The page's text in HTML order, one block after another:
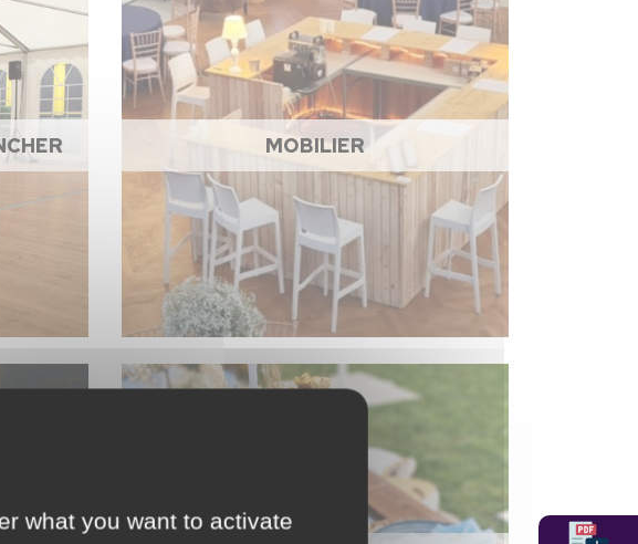
MOBILIER
what you want to activate